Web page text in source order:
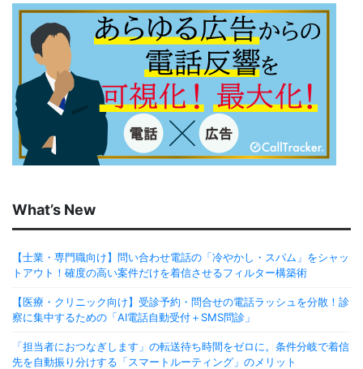
What’s New
【士業・専門職向け】問い合わせ電話の「冷やかし・スパム」をシャッ
トアウト！確度の高い案件だけを着信させるフィルター構築術
【医療・クリニック向け】受診予約・問合せの電話ラッシュを分散！診
察に集中するための「AI電話自動受付＋SMS問診」
「担当者におつなぎします」の転送待ち時間をゼロに。条件分岐で着信
先を自動振り分けする「スマートルーティング」のメリット